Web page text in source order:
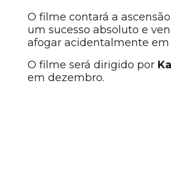
O filme contará a
um sucesso absoluto e
afogar acidentalmente
O filme será dirigido por
em dezembro.